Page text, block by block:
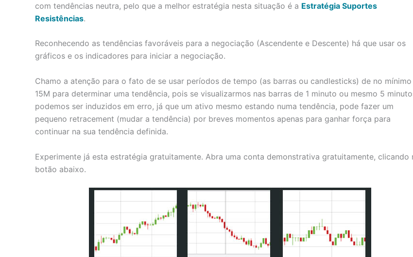
com tendências neutra, pelo que a melhor estratégia nesta situação é a Estratégia Suportes
Resistências.
Reconhecendo as tendências favoráveis para a negociação (Ascendente e Descente) há que usar os
gráficos e os indicadores para iniciar a negociação.
Chamo a atenção para o fato de se usar períodos de tempo (as barras ou candlesticks) de no mínimo
15M para determinar uma tendência, pois se visualizarmos nas barras de 1 minuto ou mesmo 5
podemos ser induzidos em erro, já que um ativo mesmo estando numa tendência, pode fazer um
pequeno retracement (mudar a tendência) por breves momentos apenas para ganhar força para
continuar na sua tendência definida.
Experimente já esta estratégia gratuitamente. Abra uma conta demonstrativa gratuitamente, clicando
botão abaixo.